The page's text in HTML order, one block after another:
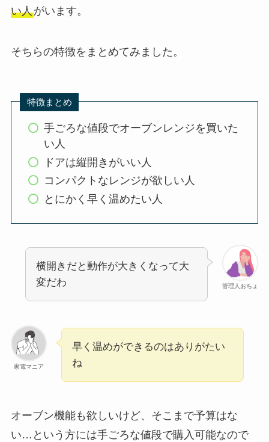
い人がいます。
そちらの特徴をまとめてみました。
特徴まとめ
手ごろな値段でオーブンレンジを買いた
い人
ドアは縦開きがいい人
コンパクトなレンジが欲しい人
とにかく早く温めたい人
管理人おちょ
横開きだと動作が大きくなって大
変だわ
家電マニア
早く温めができるのはありがたい
ね
オーブン機能も欲しいけど、そこまで予算はな
い…という方には手ごろな値段で購入可能なので